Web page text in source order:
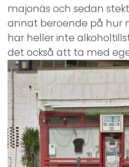
majonäs och sedan
annat beroende på hur
har heller inte
det också att ta med